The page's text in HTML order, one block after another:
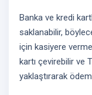
Banka ve kredi
saklanabilir,
için kasiyere
kartı çevirebilir ve
yaklaştırarak